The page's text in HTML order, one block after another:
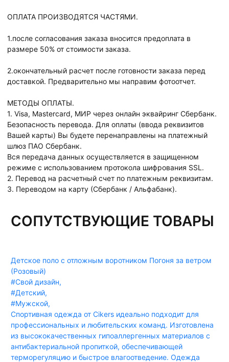
ОПЛАТА ПРОИЗВОДЯТСЯ ЧАСТЯМИ.
1.после согласования заказа вносится предоплата в
размере 50% от стоимости заказа.
2.окончательный расчет после готовности заказа перед
доставкой. Предварительно мы направим фотоотчет.
МЕТОДЫ ОПЛАТЫ.
1. Visa, Mastercard, МИР через онлайн эквайринг Сбербанк.
Безопасность перевода. Для оплаты (ввода реквизитов
Вашей карты) Вы будете перенаправлены на платежный
шлюз ПАО Сбербанк.
Вся передача данных осуществляется в защищенном
режиме с использованием протокола шифрования SSL.
2. Перевод на расчетный счет по платежным реквизитам.
3. Переводом на карту (Сбербанк / Альфабанк).
СОПУТСТВУЮЩИЕ ТОВАРЫ
Детское поло с отложным воротником Погоня за ветром
(Розовый)
#Свой дизайн,
#Детский,
#Мужской,
Спортивная одежда от Cikers идеально подходит для
профессиональных и любительских команд. Изготовлена
из высококачественных гипоаллергенных материалов с
антибактериальной пропиткой, обеспечивающей
терморегуляцию и быстрое влагоотведение. Одежда